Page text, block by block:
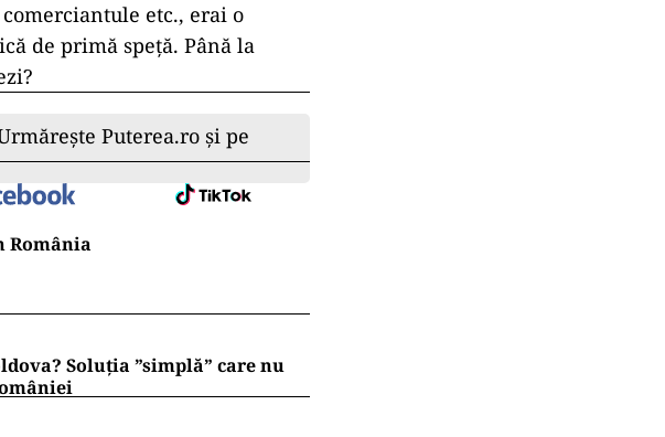
etc., erai o
de primă speță. Până la
Puterea.ro și pe
România
Soluția ”simplă” care nu